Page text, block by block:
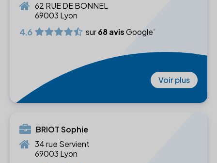
62 RUE DE BONNEL
69003 Lyon
4.6 sur68 avisGoogle
Voir plus
BRIOT Sophie
34 rue Servient
69003 Lyon